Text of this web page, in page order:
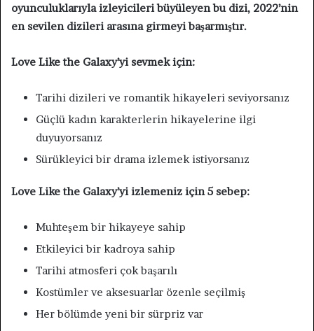
oyunculuklarıyla izleyicileri büyüleyen bu dizi, 2022’nin
en sevilen dizileri arasına girmeyi başarmıştır.
Love Like the Galaxy’yi sevmek için:
Tarihi dizileri ve romantik hikayeleri seviyorsanız
Güçlü kadın karakterlerin hikayelerine ilgi
duyuyorsanız
Sürükleyici bir drama izlemek istiyorsanız
Love Like the Galaxy’yi izlemeniz için 5 sebep:
Muhteşem bir hikayeye sahip
Etkileyici bir kadroya sahip
Tarihi atmosferi çok başarılı
Kostümler ve aksesuarlar özenle seçilmiş
Her bölümde yeni bir sürpriz var